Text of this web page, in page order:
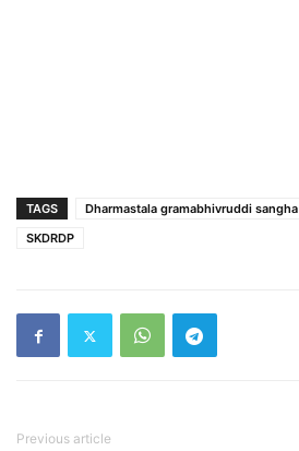
TAGS Dharmastala gramabhivruddi sangha
SKDRDP
Previous article